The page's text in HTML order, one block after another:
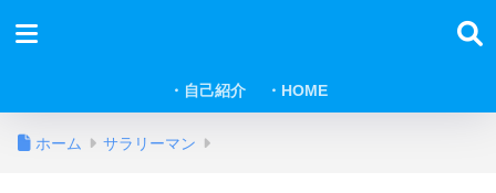
・自己紹介 ・HOME
ホーム サラリーマン